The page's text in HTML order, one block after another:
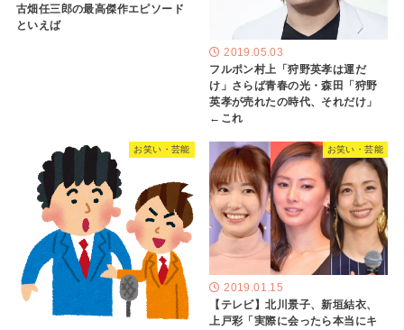
古畑任三郎の最高傑作エピソード
といえば
2019.05.03
フルポン村上「狩野英孝は運だ
け」さらば青春の光・森田「狩野
英孝が売れたの時代、それだけ」
←これ
お笑い・芸能 お笑い・芸能
2019.01.15
【テレビ】北川景子、新垣結衣、
上戸彩「実際に会ったら本当にキ